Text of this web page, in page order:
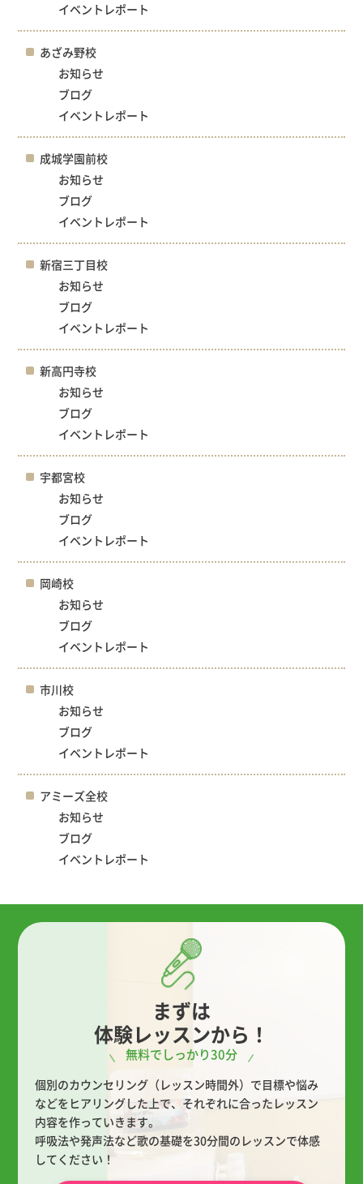
イベントレポート
あざみ野校
お知らせ
ブログ
イベントレポート
成城学園前校
お知らせ
ブログ
イベントレポート
新宿三丁目校
お知らせ
ブログ
イベントレポート
新高円寺校
お知らせ
ブログ
イベントレポート
宇都宮校
お知らせ
ブログ
イベントレポート
岡崎校
お知らせ
ブログ
イベントレポート
市川校
お知らせ
ブログ
イベントレポート
アミーズ全校
お知らせ
ブログ
イベントレポート
まずは
体験レッスンから！
無料でしっかり30分
個別のカウンセリング（レッスン時間外）で目標や悩み
などをヒアリングした上で、 それぞれに合ったレッスン
内容を作っていきます。
呼吸法や発声法など歌の基礎を30分間のレッスンで体感
してください！